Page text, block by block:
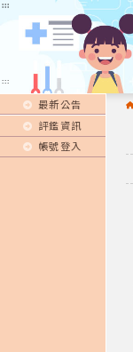
:::
:::
最新公告
評鑑資訊
帳號登入
:::